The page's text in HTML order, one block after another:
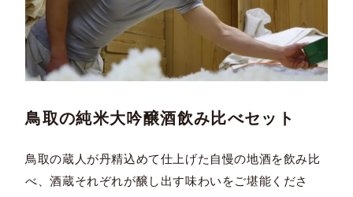
鳥取の純米大吟醸酒飲み比べセット
鳥取の蔵人が丹精込めて仕上げた自慢の地酒を飲み比
べ、酒蔵それぞれが醸し出す味わいをご堪能くださ